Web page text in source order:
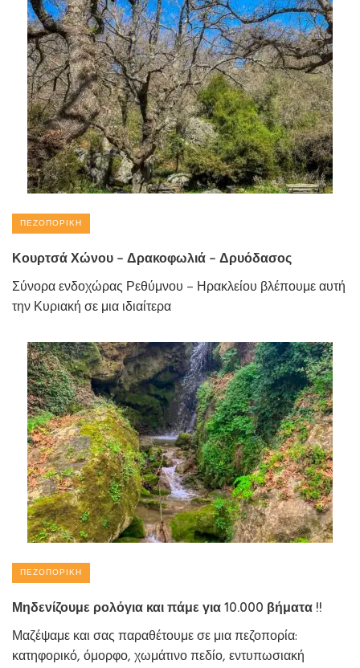
ΠΕΖΟΠΟΡΙΚΉ
Κουρτσά Χώνου – Δρακοφωλιά – Δρυόδασος
Σύνορα ενδοχώρας Ρεθύμνου – Ηρακλείου βλέπουμε αυτή
την Κυριακή σε μια ιδιαίτερα
ΠΕΖΟΠΟΡΙΚΉ
Μηδενίζουμε ρολόγια και πάμε για 10.000 βήματα !!
Μαζέψαμε και σας παραθέτουμε σε μια πεζοπορία:
κατηφορικό, όμορφο, χωμάτινο πεδίο, εντυπωσιακή